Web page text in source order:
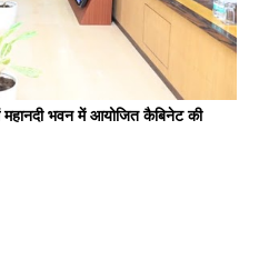
महानदी भवन में आयोजित कैबिनेट की